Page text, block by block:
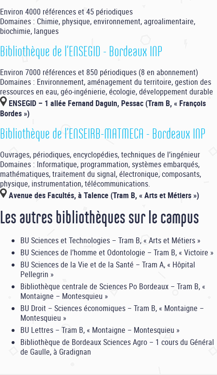
Environ 4000 références et 45 périodiques
Domaines : Chimie, physique, environnement, agroalimentaire,
biochimie, langues
Bibliothèque de l’ENSEGID - Bordeaux INP
Environ 7000 références et 850 périodiques (8 en abonnement)
Domaines : Environnement, aménagement du territoire, gestion des
ressources en eau, géo-ingénierie, écologie, développement durable
ENSEGID – 1 allée Fernand Daguin, Pessac (Tram B, « François
Bordes »)
Bibliothèque de l’ENSEIRB-MATMECA - Bordeaux INP
Ouvrages, périodiques, encyclopédies, techniques de l’ingénieur
Domaines : Informatique, programmation, systèmes embarqués,
mathématiques, traitement du signal, électronique, composants,
physique, instrumentation, télécommunications.
Avenue des Facultés, à Talence (Tram B, « Arts et Métiers »)
Les autres bibliothèques sur le campus
BU Sciences et Technologies – Tram B, « Arts et Métiers »
BU Sciences de l’homme et Odontologie – Tram B, « Victoire »
BU Sciences de la Vie et de la Santé – Tram A, « Hôpital
Pellegrin »
Bibliothèque centrale de Sciences Po Bordeaux – Tram B, «
Montaigne – Montesquieu »
BU Droit – Sciences économiques – Tram B, « Montaigne –
Montesquieu »
BU Lettres – Tram B, « Montaigne – Montesquieu »
Bibliothèque de Bordeaux Sciences Agro – 1 cours du Général
de Gaulle, à Gradignan